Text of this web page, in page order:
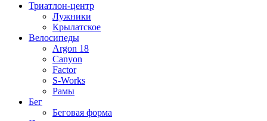
Триатлон-центр
Лужники
Крылатское
Велосипеды
Argon 18
Canyon
Factor
S-Works
Рамы
Бег
Беговая форма